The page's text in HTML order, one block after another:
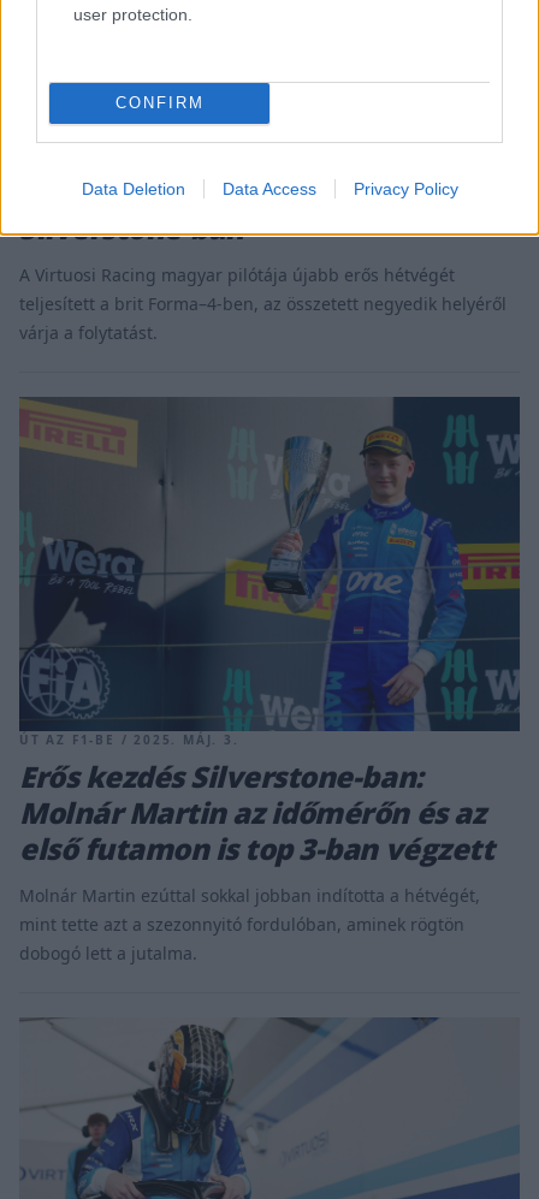
user protection.
CONFIRM
Data Deletion Data Access Privacy Policy
ÚT AZ F1-BE / 2025. MÁJ. 4.
Molnár Martin dupla dobogóval és
leggyorsabb körrel zárt
Silverstone-ban
A Virtuosi Racing magyar pilótája újabb erős hétvégét
teljesített a brit Forma–4-ben, az összetett negyedik helyéről
várja a folytatást.
ÚT AZ F1-BE / 2025. MÁJ. 3.
Erős kezdés Silverstone-ban:
Molnár Martin az időmérőn és az
első futamon is top 3-ban végzett
Molnár Martin ezúttal sokkal jobban indította a hétvégét,
mint tette azt a szezonnyitó fordulóban, aminek rögtön
dobogó lett a jutalma.